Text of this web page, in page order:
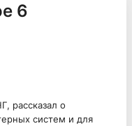
6
рассказал о
систем и для